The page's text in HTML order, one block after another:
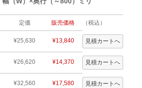
定価 販売価格 （税込）
¥25,630 ¥13,840
¥26,620 ¥14,370
¥32,560 ¥17,580